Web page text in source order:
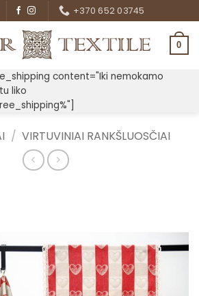
+370 652 03745
0
content="Iki nemokamo
liko
/ VIRTUVINIAI RANKŠLUOSČIAI